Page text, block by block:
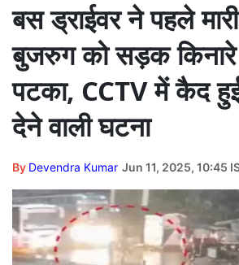
बस ड्राईवर ने पहले
बुजरुग को सड़क
पटका, CCTV में कैद
देने वाली घटना
By Devendra Kumar Jun 11, 2025, 10:45